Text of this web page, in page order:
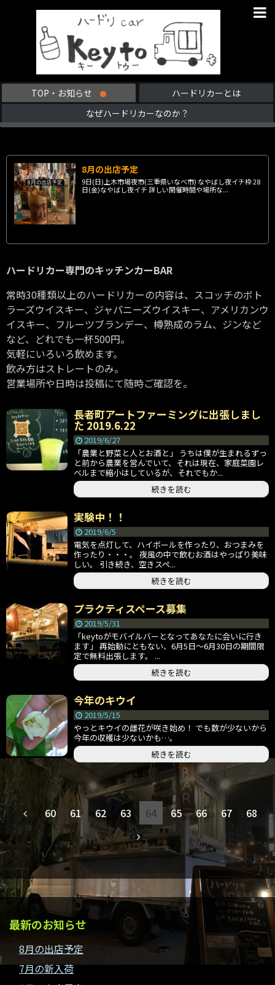
TOP・お知らせ
ハードリカーとは
なぜハードリカーなのか？
8月の出店予定
9日(日)上木市場夜市(三重県いなべ市) なやばし夜イチ枠 28
日(金)なやばし夜イチ 詳しい開催時間や場所な...
ハードリカー専門のキッチンカーBAR
常時30種類以上のハードリカーの内容は、スコッチのボト
ラーズウイスキー、ジャパニーズウイスキー、アメリカンウ
イスキー、フルーツブランデー、樽熟成のラム、ジンなど
など、どれでも一杯500円。
気軽にいろいろ飲めます。
飲み方はストレートのみ。
営業場所や日時は投稿にて随時ご確認を。
長者町アートファーミングに出張しまし
た 2019.6.22
2019/6/27
「農業と野菜と人とお酒と」 うちは僕が生まれるずっ
と前から農業を営んでいて、それは現在、家庭菜園レ
ベルまで縮小はしているが、それでもか...
続きを読む
実験中！！
2019/6/5
電気を点灯して、ハイボールを作ったり、おつまみを
作ったり・・・。 夜風の中で飲むお酒はやっぱり美味
しい。 引き続き、空きスペ...
続きを読む
プラクティスペース募集
2019/5/31
「keytoがモバイルバーとなってあなたに会いに行き
ます」 再始動にともない、6月5日〜6月30日の期間限
定で無料出張します。 ...
続きを読む
今年のキウイ
2019/5/15
やっとキウイの雌花が咲き始め！ でも数が少ないから
今年の収穫は少ないかも…。
続きを読む
60 61 62 63 64 65 66 67 68
最新のお知らせ
8月の出店予定
7月の新入荷